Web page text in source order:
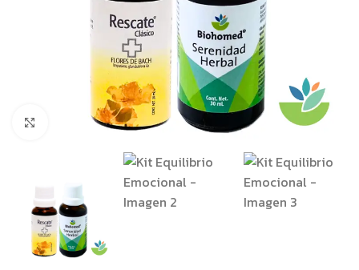
Clic para ampliar